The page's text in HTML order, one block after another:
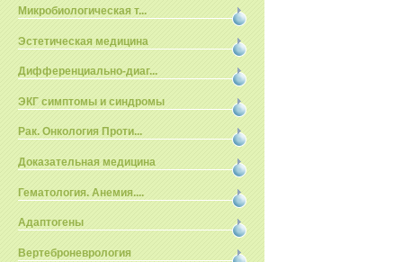
Микробиологическая т...
Эстетическая медицина
Дифференциально-диаг...
ЭКГ симптомы и синдромы
Рак. Онкология Проти...
Доказательная медицина
Гематология. Анемия....
Адаптогены
Вертеброневрология